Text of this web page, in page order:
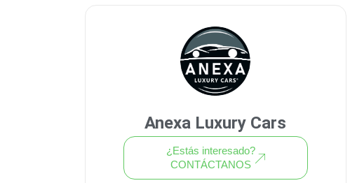
Anexa Luxury Cars
¿Estás interesado?
CONTÁCTANOS